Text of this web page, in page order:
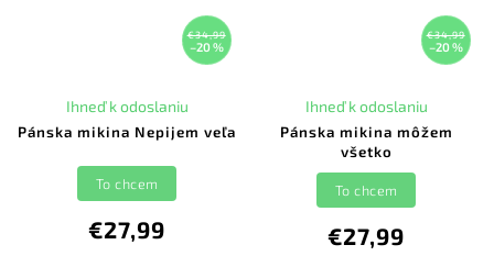
€34,99
–20 %
Pánska mikina Nepijem veľa
Ihneď k odoslaniu
€27,99
To chcem
€34,99
–20 %
Pánska mikina môžem
všetko
Ihneď k odoslaniu
€27,99
To chcem